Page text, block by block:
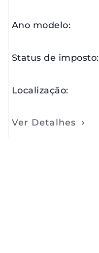
Ano modelo:
Status de imposto:
Localização:
Ver Detalhes